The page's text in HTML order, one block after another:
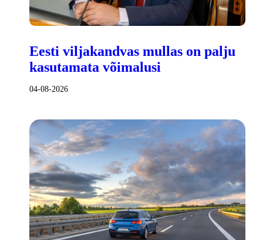
Eesti viljakandvas mullas on palju
kasutamata võimalusi
04-08-2026